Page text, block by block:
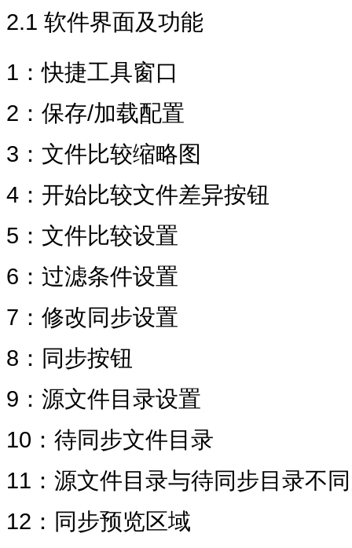
2.1 软件界面及功能
1：快捷工具窗口
2：保存/加载配置
3：文件比较缩略图
4：开始比较文件差异按钮
5：文件比较设置
6：过滤条件设置
7：修改同步设置
8：同步按钮
9：源文件目录设置
10：待同步文件目录
11：源文件目录与待同步目录不
12：同步预览区域